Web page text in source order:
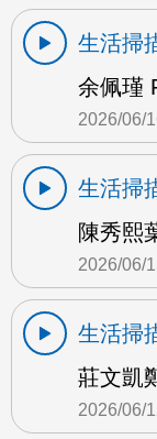
生活掃
余佩瑾
2026/06/
生活掃
陳秀熙
2026/06/
生活掃
莊文凱
2026/06/